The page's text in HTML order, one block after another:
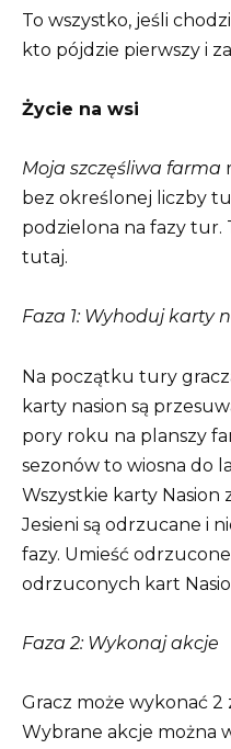
To wszystko, jeśli
kto pójdzie pierwszy i
Życie na wsi
Moja szczęśliwa farma
bez określonej liczby
podzielona na fazy tur.
tutaj.
Faza 1: Wyhoduj karty
Na początku tury
karty nasion są
pory roku na planszy
sezonów to wiosna do
Wszystkie karty Nasion
Jesieni są odrzucane i
fazy. Umieść
odrzuconych kart
Faza 2: Wykonaj akcje
Gracz może wykonać 2
Wybrane akcje można